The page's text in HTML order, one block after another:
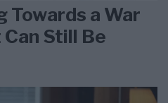
Towards a War
Still Be